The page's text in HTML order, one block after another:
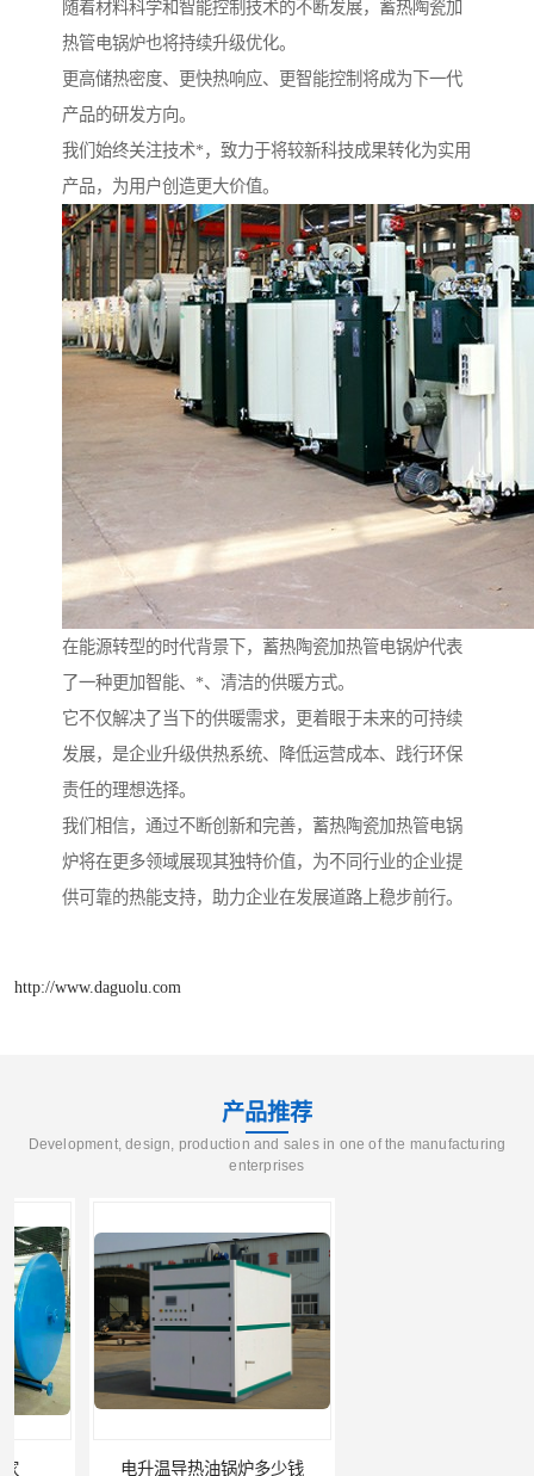
随着材料科学和智能控制技术的不断发展，蓄热陶瓷加
热管电锅炉也将持续升级优化。
更高储热密度、更快热响应、更智能控制将成为下一代
产品的研发方向。
我们始终关注技术*，致力于将较新科技成果转化为实用
产品，为用户创造更大价值。
在能源转型的时代背景下，蓄热陶瓷加热管电锅炉代表
了一种更加智能、*、清洁的供暖方式。
它不仅解决了当下的供暖需求，更着眼于未来的可持续
发展，是企业升级供热系统、降低运营成本、践行环保
责任的理想选择。
我们相信，通过不断创新和完善，蓄热陶瓷加热管电锅
炉将在更多领域展现其独特价值，为不同行业的企业提
供可靠的热能支持，助力企业在发展道路上稳步前行。
http://www.daguolu.com
产品推荐
Development, design, production and sales in one of the manufacturing
enterprises
电升温导热油锅炉多少钱